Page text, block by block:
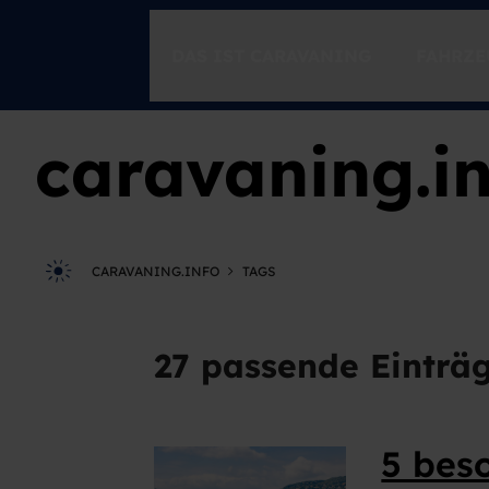
CARAVANING ENTDECKEN
Freiheit
Momente
Der Ratgeber für unterwegs
Fahrsicherheitstraining mit Timo Boll
CARAVANING.INFO TAGS
27 passende
5